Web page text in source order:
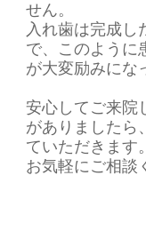
せん。
入れ歯は完成し
で、このように
が大変励みにな
安心してご来院
がありましたら
ていただきます
お気軽にご相談